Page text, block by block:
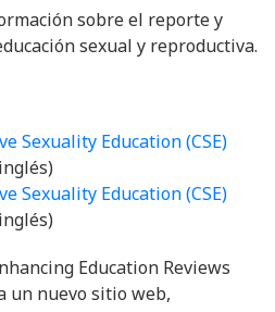
sobre el reporte y
sexual y reproductiva.
Sexuality Education (CSE)
Sexuality Education (CSE)
Education Reviews
un nuevo sitio web,